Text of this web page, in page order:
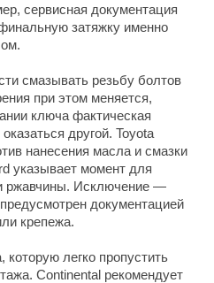
сервисная документация
затяжку именно
смазывать резьбу болтов
при этом меняется,
ключа фактическая
другой. Toyota
нанесения масла и смазки
указывает момент для
ржавчины. Исключение —
документацией
крепежа.
легко пропустить
Continental рекомендует